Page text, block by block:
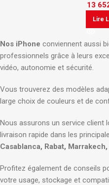
13
Lire
Nos iPhone conviennent aussi
professionnels grâce à leurs
vidéo, autonomie et sécurité.
Vous trouverez des modèles
large choix de couleurs et de
Nous assurons un service client
livraison rapide dans les
Casablanca, Rabat,
Profitez également de conseils
votre usage, stockage et